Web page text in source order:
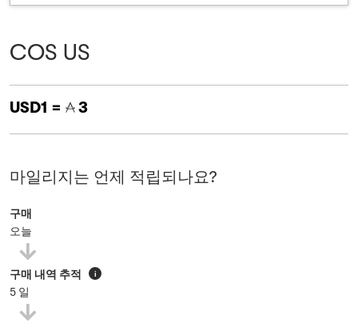
COS US
USD1 = 3
마일리지는 언제 적립되나요?
구매
오늘
구매 내역 추적 i
5 일